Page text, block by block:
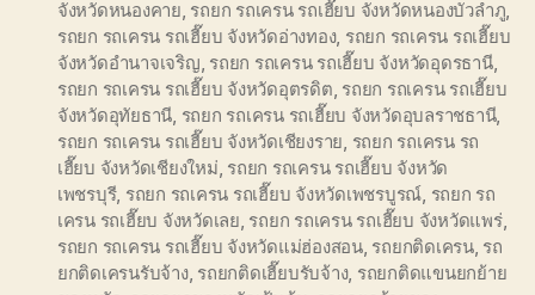
จังหวัดหนองคาย, รถยก รถเครน รถเฮี๊ยบ จังหวัดหนองบัวลำภู,
รถยก รถเครน รถเฮี๊ยบ จังหวัดอ่างทอง, รถยก รถเครน รถเฮี๊ยบ
จังหวัดอำนาจเจริญ, รถยก รถเครน รถเฮี๊ยบ จังหวัดอุดรธานี,
รถยก รถเครน รถเฮี๊ยบ จังหวัดอุตรดิต, รถยก รถเครน รถเฮี๊ยบ
จังหวัดอุทัยธานี, รถยก รถเครน รถเฮี๊ยบ จังหวัดอุบลราชธานี,
รถยก รถเครน รถเฮี๊ยบ จังหวัดเชียงราย, รถยก รถเครน รถ
เฮี๊ยบ จังหวัดเชียงใหม่, รถยก รถเครน รถเฮี๊ยบ จังหวัด
เพชรบุรี, รถยก รถเครน รถเฮี๊ยบ จังหวัดเพชรบูรณ์, รถยก รถ
เครน รถเฮี๊ยบ จังหวัดเลย, รถยก รถเครน รถเฮี๊ยบ จังหวัดแพร่,
รถยก รถเครน รถเฮี๊ยบ จังหวัดแม่ฮ่องสอน, รถยกติดเครน, รถ
ยกติดเครนรับจ้าง, รถยกติดเฮี๊ยบรับจ้าง, รถยกติดแขนยกย้าย